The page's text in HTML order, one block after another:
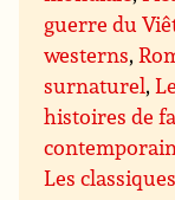
guerre du
westerns,
surnaturel,
histoires de
Les